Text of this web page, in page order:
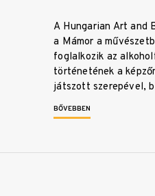
A Hungarian Art and
a Mámor a
foglalkozik az
történetének a
játszott szerepével,
BŐVEBBEN